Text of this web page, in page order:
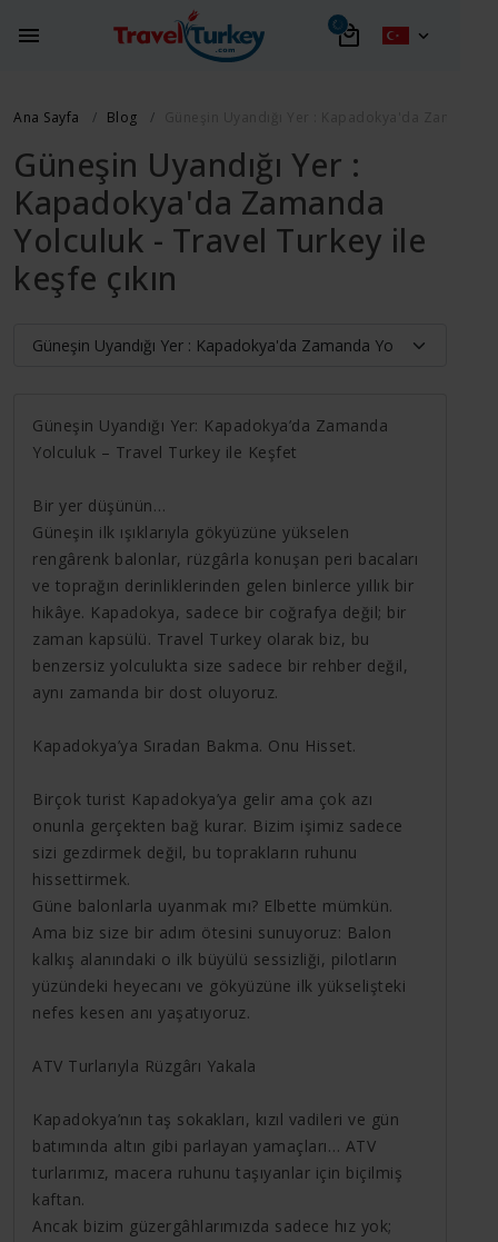
Ana Sayfa Blog
Güneşin Uyandığı Yer :
Kapadokya'da Zamanda
Yolculuk - Travel Turkey ile
keşfe çıkın
Güneşin Uyandığı Yer: Kapadokya’da Zamanda
Yolculuk – Travel Turkey ile Keşfet
Bir yer düşünün…
Güneşin ilk ışıklarıyla gökyüzüne yükselen
rengârenk balonlar, rüzgârla konuşan peri bacaları
ve toprağın derinliklerinden gelen binlerce yıllık bir
hikâye. Kapadokya, sadece bir coğrafya değil; bir
zaman kapsülü. Travel Turkey olarak biz, bu
benzersiz yolculukta size sadece bir rehber değil,
aynı zamanda bir dost oluyoruz.
Kapadokya’ya Sıradan Bakma. Onu Hisset.
Birçok turist Kapadokya’ya gelir ama çok azı
onunla gerçekten bağ kurar. Bizim işimiz sadece
sizi gezdirmek değil, bu toprakların ruhunu
hissettirmek.
Güne balonlarla uyanmak mı? Elbette mümkün.
Ama biz size bir adım ötesini sunuyoruz: Balon
kalkış alanındaki o ilk büyülü sessizliği, pilotların
yüzündeki heyecanı ve gökyüzüne ilk yükselişteki
nefes kesen anı yaşatıyoruz.
ATV Turlarıyla Rüzgârı Yakala
Kapadokya’nın taş sokakları, kızıl vadileri ve gün
batımında altın gibi parlayan yamaçları… ATV
turlarımız, macera ruhunu taşıyanlar için biçilmiş
kaftan.
Ancak bizim güzergâhlarımızda sadece hız yok;